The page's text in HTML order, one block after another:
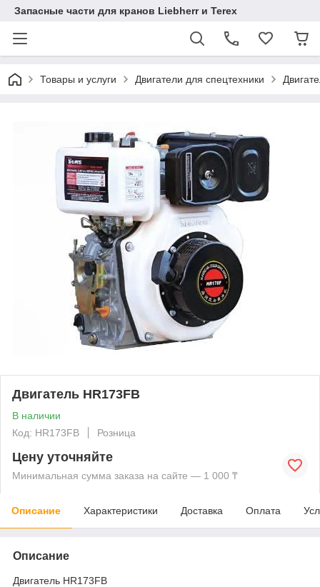
Запасные части для кранов Liebherr и Terex
Товары и услуги Двигатели для спецтехники
Двигатель HR173FB
В наличии
Код: HR173FB
Розница
Цену уточняйте
Минимальная сумма заказа на сайте — 1 000 ₸
Описание Характеристики Доставка Оплата
Описание
Двигатель HR173FB